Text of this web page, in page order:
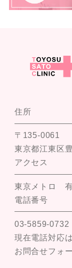
住所
〒135-0061
東京都江東区
アクセス
東京メトロ
電話番号
03-5859-0732
現在電話対応
お問合せフォ